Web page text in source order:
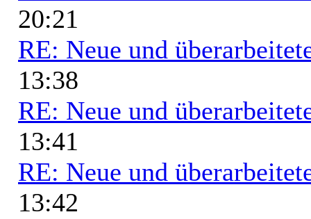
20:21
RE: Neue und
13:38
RE: Neue und
13:41
RE: Neue und
13:42